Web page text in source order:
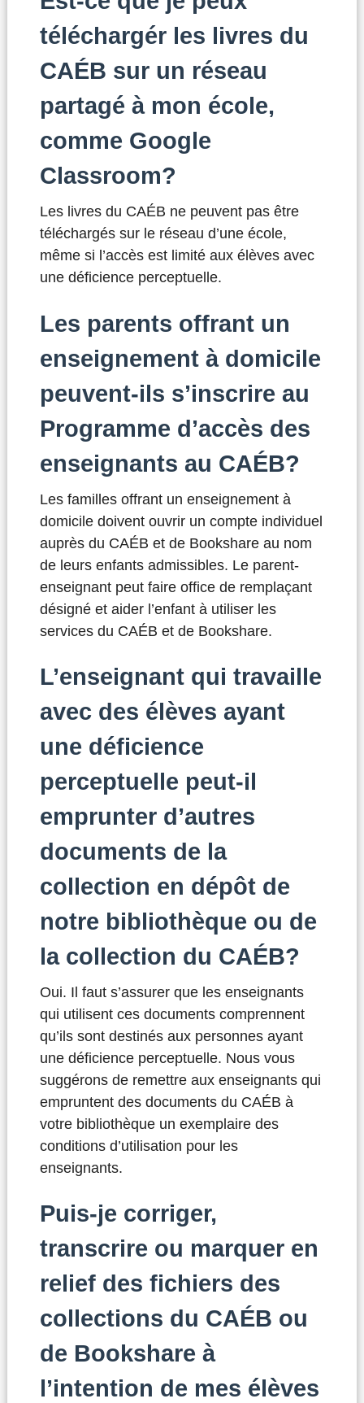
téléchargér les livres du
CAÉB sur un réseau
partagé à mon école,
comme Google
Classroom?
Les livres du CAÉB ne peuvent pas être
téléchargés sur le réseau d’une école,
même si l’accès est limité aux élèves avec
une déficience perceptuelle.
Les parents offrant un
enseignement à domicile
peuvent-ils s’inscrire au
Programme d’accès des
enseignants au CAÉB?
Les familles offrant un enseignement à
domicile doivent ouvrir un compte individuel
auprès du CAÉB et de Bookshare au nom
de leurs enfants admissibles. Le parent-
enseignant peut faire office de remplaçant
désigné et aider l’enfant à utiliser les
services du CAÉB et de Bookshare.
L’enseignant qui travaille
avec des élèves ayant
une déficience
perceptuelle peut-il
emprunter d’autres
documents de la
collection en dépôt de
notre bibliothèque ou de
la collection du CAÉB?
Oui. Il faut s’assurer que les enseignants
qui utilisent ces documents comprennent
qu’ils sont destinés aux personnes ayant
une déficience perceptuelle. Nous vous
suggérons de remettre aux enseignants qui
empruntent des documents du CAÉB à
votre bibliothèque un exemplaire des
conditions d’utilisation pour les
enseignants.
Puis-je corriger,
transcrire ou marquer en
relief des fichiers des
collections du CAÉB ou
de Bookshare à
l’intention de mes élèves